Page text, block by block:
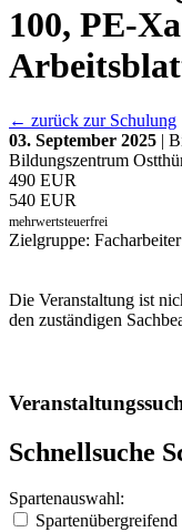
100, PE-
← zurück zur Schulung
03. September 2025 |
Bildungszentrum
490 EUR
540 EUR
mehrwertsteuerfrei
Zielgruppe:
Die Veranstaltung ist
den zuständigen
Schnellsuche
Spartenauswahl:
Spartenübergreifend